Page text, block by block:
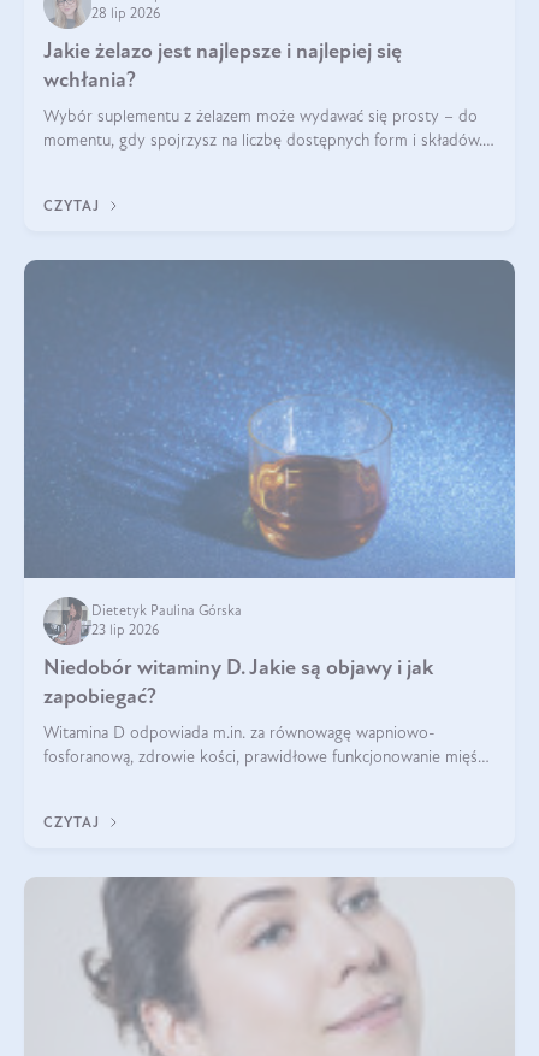
28 lip 2026
Jakie żelazo jest najlepsze i najlepiej się
wchłania?
Wybór suplementu z żelazem może wydawać się prosty – do
momentu, gdy spojrzysz na liczbę dostępnych form i składów.
zawierać suplement?
CZYTAJ
Dietetyk Paulina Górska
23 lip 2026
Niedobór witaminy D. Jakie są objawy i jak
zapobiegać?
Witamina D odpowiada m.in. za równowagę wapniowo-
fosforanową, zdrowie kości, prawidłowe funkcjonowanie mięśni
problemem.
CZYTAJ